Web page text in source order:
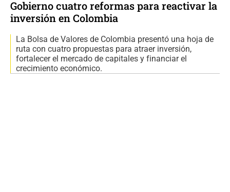
Gobierno cuatro reformas para reactivar la
inversión en Colombia
La Bolsa de Valores de Colombia presentó una hoja de
ruta con cuatro propuestas para atraer inversión,
fortalecer el mercado de capitales y financiar el
crecimiento económico.